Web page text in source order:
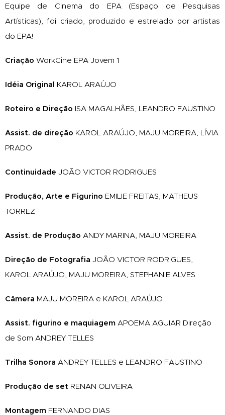
Equipe de Cinema do EPA (Espaço de Pesquisas
Artísticas), foi criado, produzido e estrelado por artistas
do EPA!
Criação WorkCine EPA Jovem 1
Idéia Original KAROL ARAÚJO
Roteiro e Direção ISA MAGALHÃES, LEANDRO FAUSTINO
Assist. de direção KAROL ARAÚJO, MAJU MOREIRA, LÍVIA
PRADO
Continuidade JOÃO VICTOR RODRIGUES
Produção, Arte e Figurino EMILIE FREITAS, MATHEUS
TORREZ
Assist. de Produção ANDY MARINA, MAJU MOREIRA
Direção de Fotografia JOÃO VICTOR RODRIGUES,
KAROL ARAÚJO, MAJU MOREIRA, STEPHANIE ALVES
Câmera MAJU MOREIRA e KAROL ARAÚJO
Assist. figurino e maquiagem APOEMA AGUIAR Direção
de Som ANDREY TELLES
Trilha Sonora ANDREY TELLES e LEANDRO FAUSTINO
Produção de set RENAN OLIVEIRA
Montagem FERNANDO DIAS